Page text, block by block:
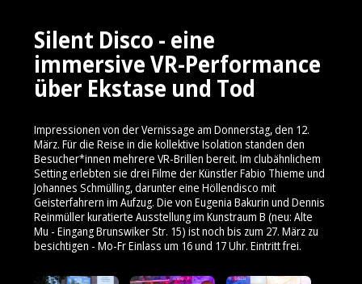
Silent Disco - eine
immersive VR-Performance
über Ekstase und Tod
Impressionen von der Vernissage am Donnerstag, den 12.
März. Für die Reise in die kollektive Isolation standen den
Besucher*innen mehrere VR-Brillen bereit. Im clubähnlichem
Setting erlebten sie drei Filme der Künstler Fabio Thieme und
Johannes Schmülling, darunter eine Höllendisco mit
Geisterfahrern im Aufzug. Die von Eugenia Bakurin und Dennis
Reinmüller kuratierte Ausstellung im Kunstraum B (neu: Alte
Mu - Eingang Brunswiker Str. 15) ist noch bis zum 27. März zu
besichtigen - Mo-Fr Einlass um 16 und 17 Uhr. Eintritt frei.